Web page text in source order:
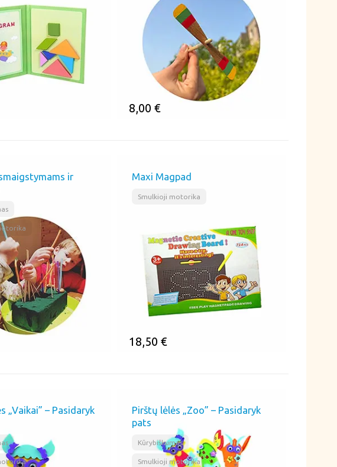
8,00 €
ir
Maxi Magpad
Smulkioji motorika
18,50 €
„Vaikai” – Pasidaryk
Pirštų lėlės „Zoo” – Pasidaryk
pats
Kūrybiškumas
Smulkioji motorika